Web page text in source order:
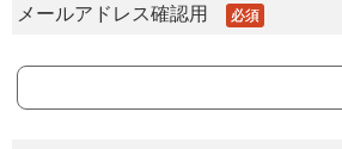
メールアドレス確認用 必須